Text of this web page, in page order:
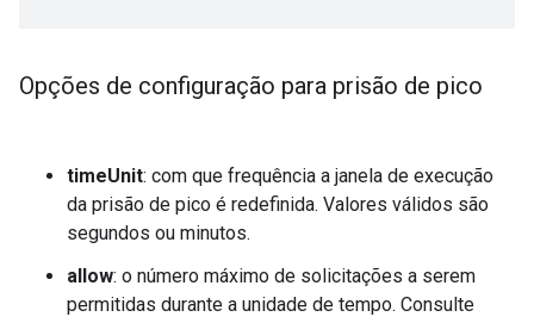
Opções de configuração para prisão de pico
timeUnit: com que frequência a janela de execução
da prisão de pico é redefinida. Valores válidos são
segundos ou minutos.
allow: o número máximo de solicitações a serem
permitidas durante a unidade de tempo. Consulte